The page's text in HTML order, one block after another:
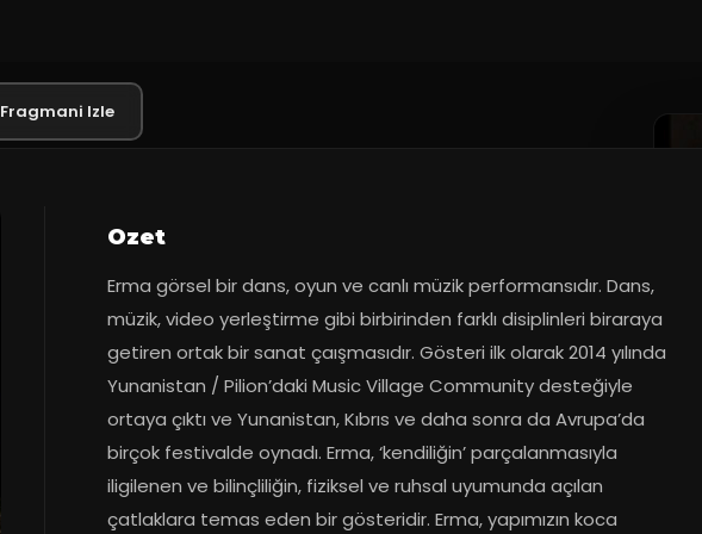
Fragmani Izle
Ozet
Erma görsel bir dans, oyun ve canlı müzik performansıdır. Dans,
müzik, video yerleştirme gibi birbirinden farklı disiplinleri biraraya
getiren ortak bir sanat çaışmasıdır. Gösteri ilk olarak 2014 yılında
Yunanistan / Pilion’daki Music Village Community desteğiyle
ortaya çıktı ve Yunanistan, Kıbrıs ve daha sonra da Avrupa’da
birçok festivalde oynadı. Erma, ‘kendiliğin’ parçalanmasıyla
iligilenen ve bilinçliliğin, fiziksel ve ruhsal uyumunda açılan
çatlaklara temas eden bir gösteridir. Erma, yapımızın koca